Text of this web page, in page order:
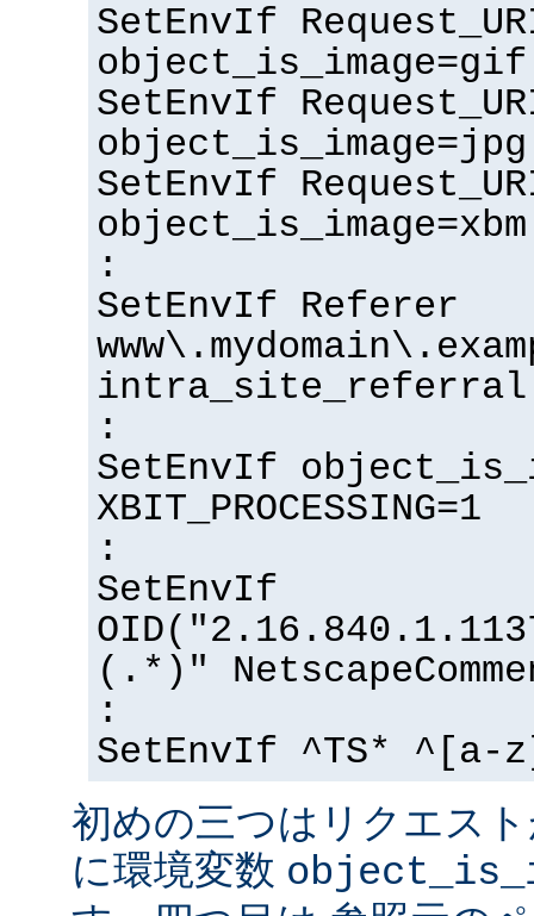
SetEnvIf
object_is_image=gif
SetEnvIf
object_is_image=jpg
SetEnvIf
object_is_image=xbm
:
SetEnvIf Referer
intra_site_referral
:
SetEnvIf
XBIT_PROCESSING=1
:
SetEnvIf
(.*)"
:
SetEnvIf ^TS* ^[a-
初めの三つはリクエス
に環境変数